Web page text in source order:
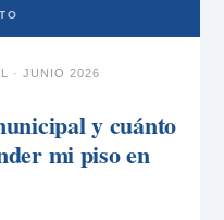
· JUNIO 2026
y cuánto
mi piso en